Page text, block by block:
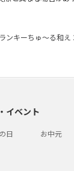
ンキーちゅ～る和
イベント
日 お中元